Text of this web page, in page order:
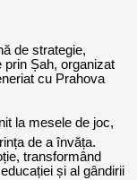
de strategie,
Șah, organizat
cu Prahova
la mesele de joc,
de a învăța.
transformând
și al gândirii